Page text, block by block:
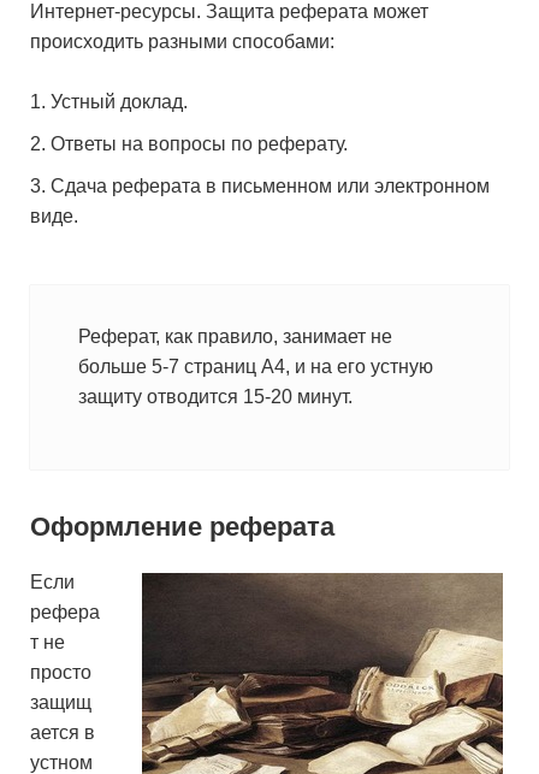
Интернет-ресурсы. Защита реферата может
происходить разными способами:
Устный доклад.
Ответы на вопросы по реферату.
Сдача реферата в письменном или электронном
виде.
Реферат, как правило, занимает не
больше 5-7 страниц А4, и на его устную
защиту отводится 15-20 минут.
Оформление реферата
Если
рефера
т не
просто
защищ
ается в
устном